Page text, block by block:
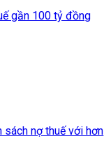
gần 100 tỷ đồng
nợ thuế với hơn